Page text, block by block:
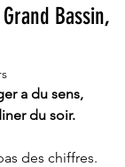
Bassin,
a du sens,
du soir.
des chiffres.